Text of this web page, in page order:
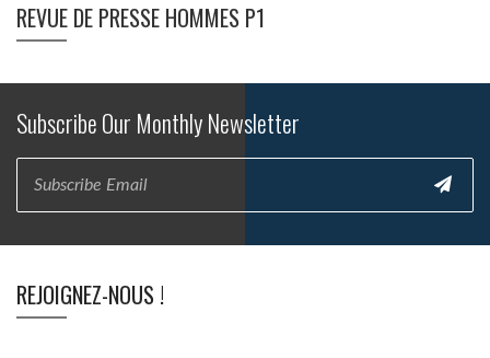
REVUE DE PRESSE HOMMES P1
Subscribe Our Monthly Newsletter
REJOIGNEZ-NOUS !